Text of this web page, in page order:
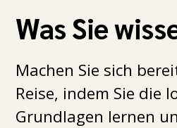
Was Sie
Machen Sie sich
Reise, indem Sie die
Grundlagen lernen